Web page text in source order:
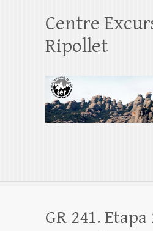
Centre
Ripollet
GR 241.